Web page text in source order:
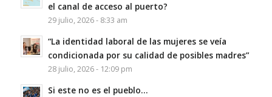
el canal de acceso al puerto?
29 julio, 2026 - 8:33 am
“La identidad laboral de las mujeres se veía
condicionada por su calidad de posibles madres”
28 julio, 2026 - 12:09 pm
Si este no es el pueblo…